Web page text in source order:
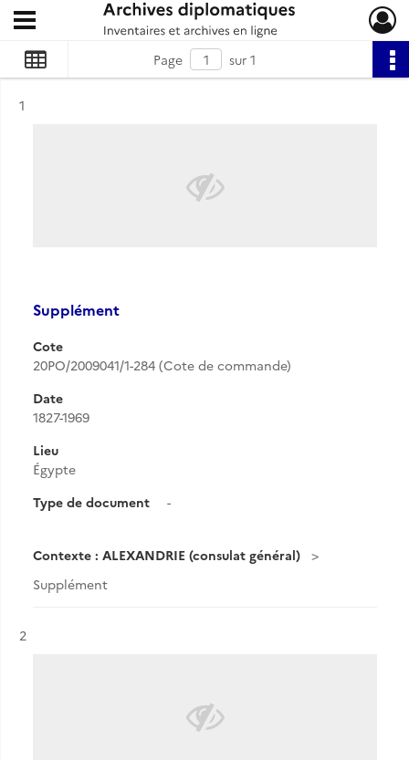
Archives diplomatiques
Ouvrir le menu déroulant
Page sur 1
Résultat n°
1
Supplément
Cote
20PO/2009041/1-284 (Cote de commande)
Date
1827-1969
Lieu
Égypte
Type de document
-
Contexte : ALEXANDRIE (consulat général)
Supplément
Résultat n°
2